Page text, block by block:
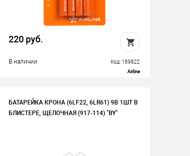
220 руб.
В наличии Код: 169822
Airline
БАТАРЕЙКА КРОНА (6LF22, 6LR61) 9В 1ШТ В
БЛИСТЕРЕ, ЩЕЛОЧНАЯ (917-114) "BY"